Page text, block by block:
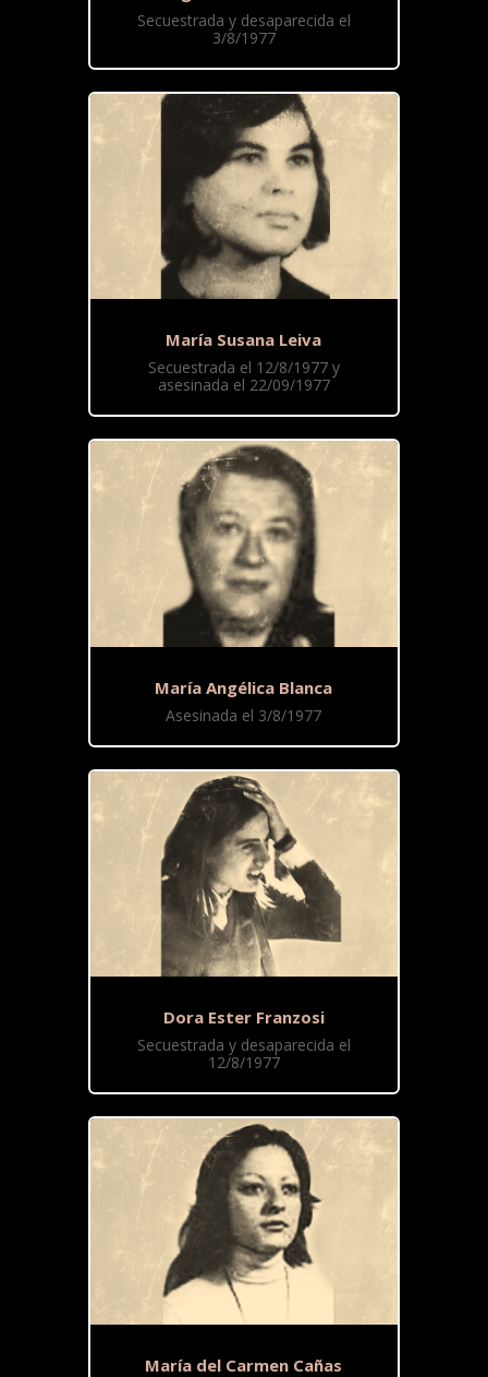
Secuestrada y desaparecida el
3/8/1977
María Susana Leiva
Secuestrada el 12/8/1977 y
asesinada el 22/09/1977
María Angélica Blanca
Asesinada el 3/8/1977
Dora Ester Franzosi
Secuestrada y desaparecida el
12/8/1977
María del Carmen Cañas